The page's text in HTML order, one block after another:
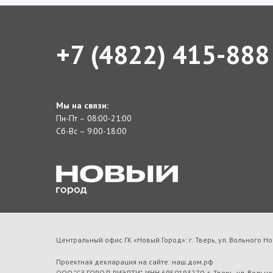
+7 (4822) 415-888
Мы на связи:
Пн-Пт – 08:00-21:00
Сб-Вс – 9:00-18:00
Центральный офис ГК «Новый Город»: г. Тверь, ул. Вольного
Проектная декларация на сайте: наш.дом.рф